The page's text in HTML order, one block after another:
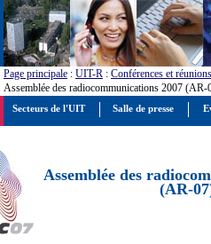
Page principale : UIT-R : Conférences et réunions
Assemblée des radiocommunications 2007 (AR-
Assemblée des
(AR-
Secteurs de l'UIT Salle de presse